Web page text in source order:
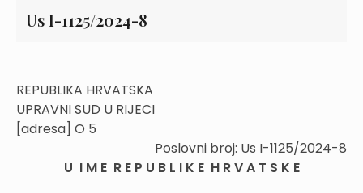
Us I-1125/2024-8
REPUBLIKA HRVATSKA
UPRAVNI SUD U RIJECI
[adresa] O 5
Poslovni broj: Us I-1125/2024-8
U I M E R E P U B L I K E H R V A T S K E